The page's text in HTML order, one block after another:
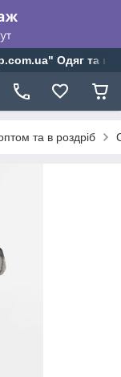
Одяг та
та в роздріб